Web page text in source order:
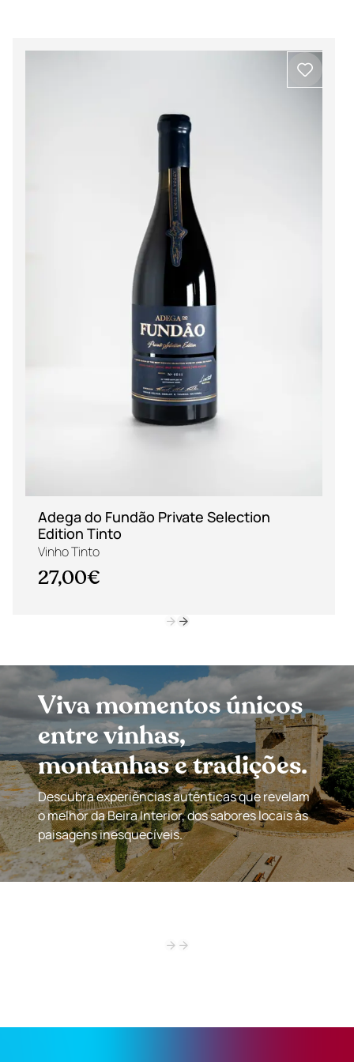
Adega do Fundão Private Selection
Edition Tinto
Vinho Tinto
27,00€
Viva momentos únicos
entre vinhas,
montanhas e tradições.
Descubra experiências autênticas que revelam
o melhor da Beira Interior, dos sabores locais às
paisagens inesquecíveis.